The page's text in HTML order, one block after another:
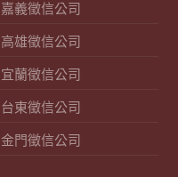
嘉義徵信公司
高雄徵信公司
宜蘭徵信公司
台東徵信公司
金門徵信公司